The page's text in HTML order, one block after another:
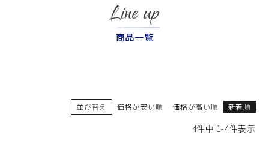
Line up
商品一覧
並び替え 価格が安い順 価格が高い順 新着順
4件中 1-4件表示